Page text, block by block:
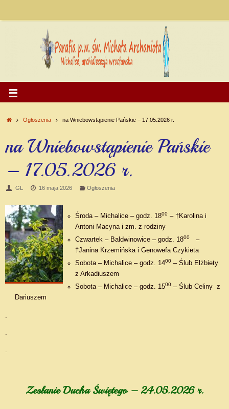
Ogłoszenia na Wniebowstąpienie Pańskie – 17.05.2026 r.
na Wniebowstąpienie Pańskie
– 17.05.2026 r.
GL 16 maja 2026 Ogłoszenia
Środa – Michalice – godz. 1800 – †Karolina i
Antoni Macyna i zm. z rodziny
Czwartek – Baldwinowice – godz. 1800
–
†Janina Krzemińska i Genowefa Czykieta
Sobota – Michalice – godz. 1400 – Ślub Elżbiety
z Arkadiuszem
Sobota – Michalice – godz. 1500 – Ślub Celiny z
Dariuszem
.
Zesłanie Ducha Świętego – 24.05.2026 r.